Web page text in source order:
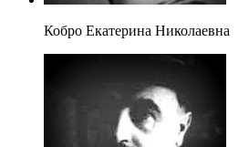
Кобро Екатерина Николаевна